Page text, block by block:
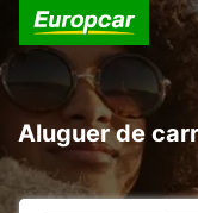
Aluguer de